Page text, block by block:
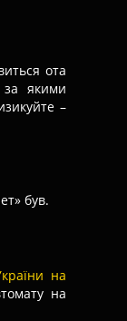
ота
за якими
–
був.
на
на